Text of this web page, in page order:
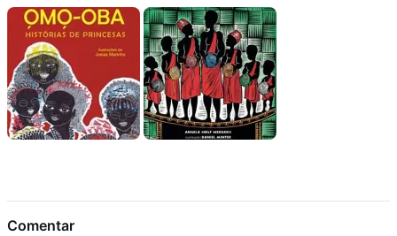
Comentar